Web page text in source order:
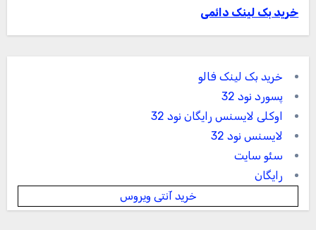
خرید بک لینک دائمی
خرید بک لینک فالو
پسورد نود 32
اوکلی لایسنس رایگان نود 32
لایسنس نود 32
سئو سایت
رایگان
خرید آنتی ویروس